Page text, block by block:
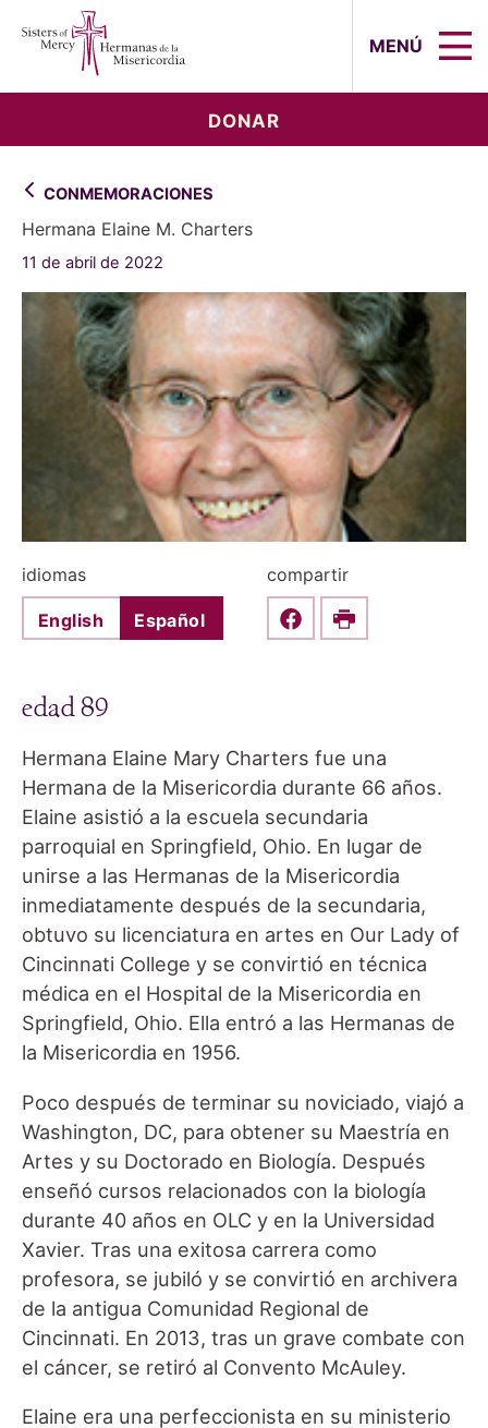
MENÚ
DONAR
CONMEMORACIONES
Hermana Elaine M. Charters
11 de abril de 2022
idiomas
English Español
compartir
Share this on Facebook
Print
edad 89
Hermana Elaine Mary Charters fue una
Hermana de la Misericordia durante 66 años.
Elaine asistió a la escuela secundaria
parroquial en Springfield, Ohio. En lugar de
unirse a las Hermanas de la Misericordia
inmediatamente después de la secundaria,
obtuvo su licenciatura en artes en Our Lady of
Cincinnati College y se convirtió en técnica
médica en el Hospital de la Misericordia en
Springfield, Ohio. Ella entró a las Hermanas de
la Misericordia en 1956.
Poco después de terminar su noviciado, viajó a
Washington, DC, para obtener su Maestría en
Artes y su Doctorado en Biología. Después
enseñó cursos relacionados con la biología
durante 40 años en OLC y en la Universidad
Xavier. Tras una exitosa carrera como
profesora, se jubiló y se convirtió en archivera
de la antigua Comunidad Regional de
Cincinnati. En 2013, tras un grave combate con
el cáncer, se retiró al Convento McAuley.
Elaine era una perfeccionista en su ministerio